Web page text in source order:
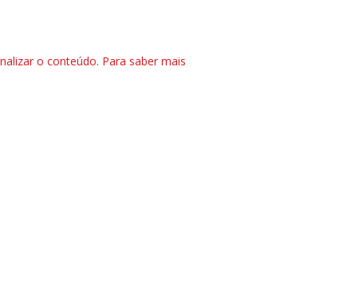
o conteúdo. Para saber mais